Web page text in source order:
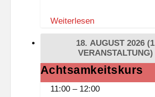
e
i
i
t
Weiterlesen
18. AUGUST 2026 (1
VERANSTALTUNG)
Achtsamkeitskurs
Achtsamkeitskurs
11:00 – 12:00